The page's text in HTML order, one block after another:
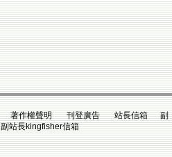
著作權聲明 刊登廣告 站長信箱 副
站長kingfisher信箱